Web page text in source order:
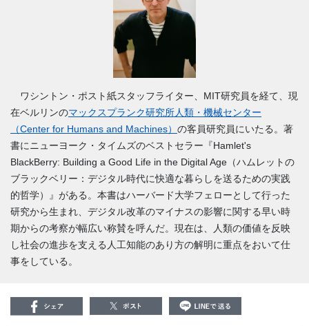
ワシントン・ポスト紙スタッフライター、MIT研究員を経て、現
在ベルリンのマックスプランク研究所人類・機械センター
（Center for Humans and Machines） の客員研究員にいたる。著
書にニューヨーク・タイムズのベストセラー『Hamlet's
BlackBerry: Building a Good Life in the Digital Age（ハムレットの
ブラックベリー：デジタル時代に快適な暮らしを送るための実践
的哲学）』がある。本書はハーバード大学フェローとして行った
研究から生まれ、デジタル改革のマイナスの影響に関する早い時
期からの考察が幅広い称賛を呼んだ。現在は、人類の価値を反映
し社会の進歩を支える人工知能のあり方の解明に重点をおいて仕
事をしている。